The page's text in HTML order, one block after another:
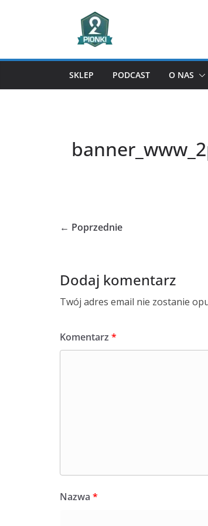
SKLEP PODCAST O NAS
← Poprzednie
Dodaj komentarz
Twój adres email nie zostanie
Komentarz *
Nazwa *